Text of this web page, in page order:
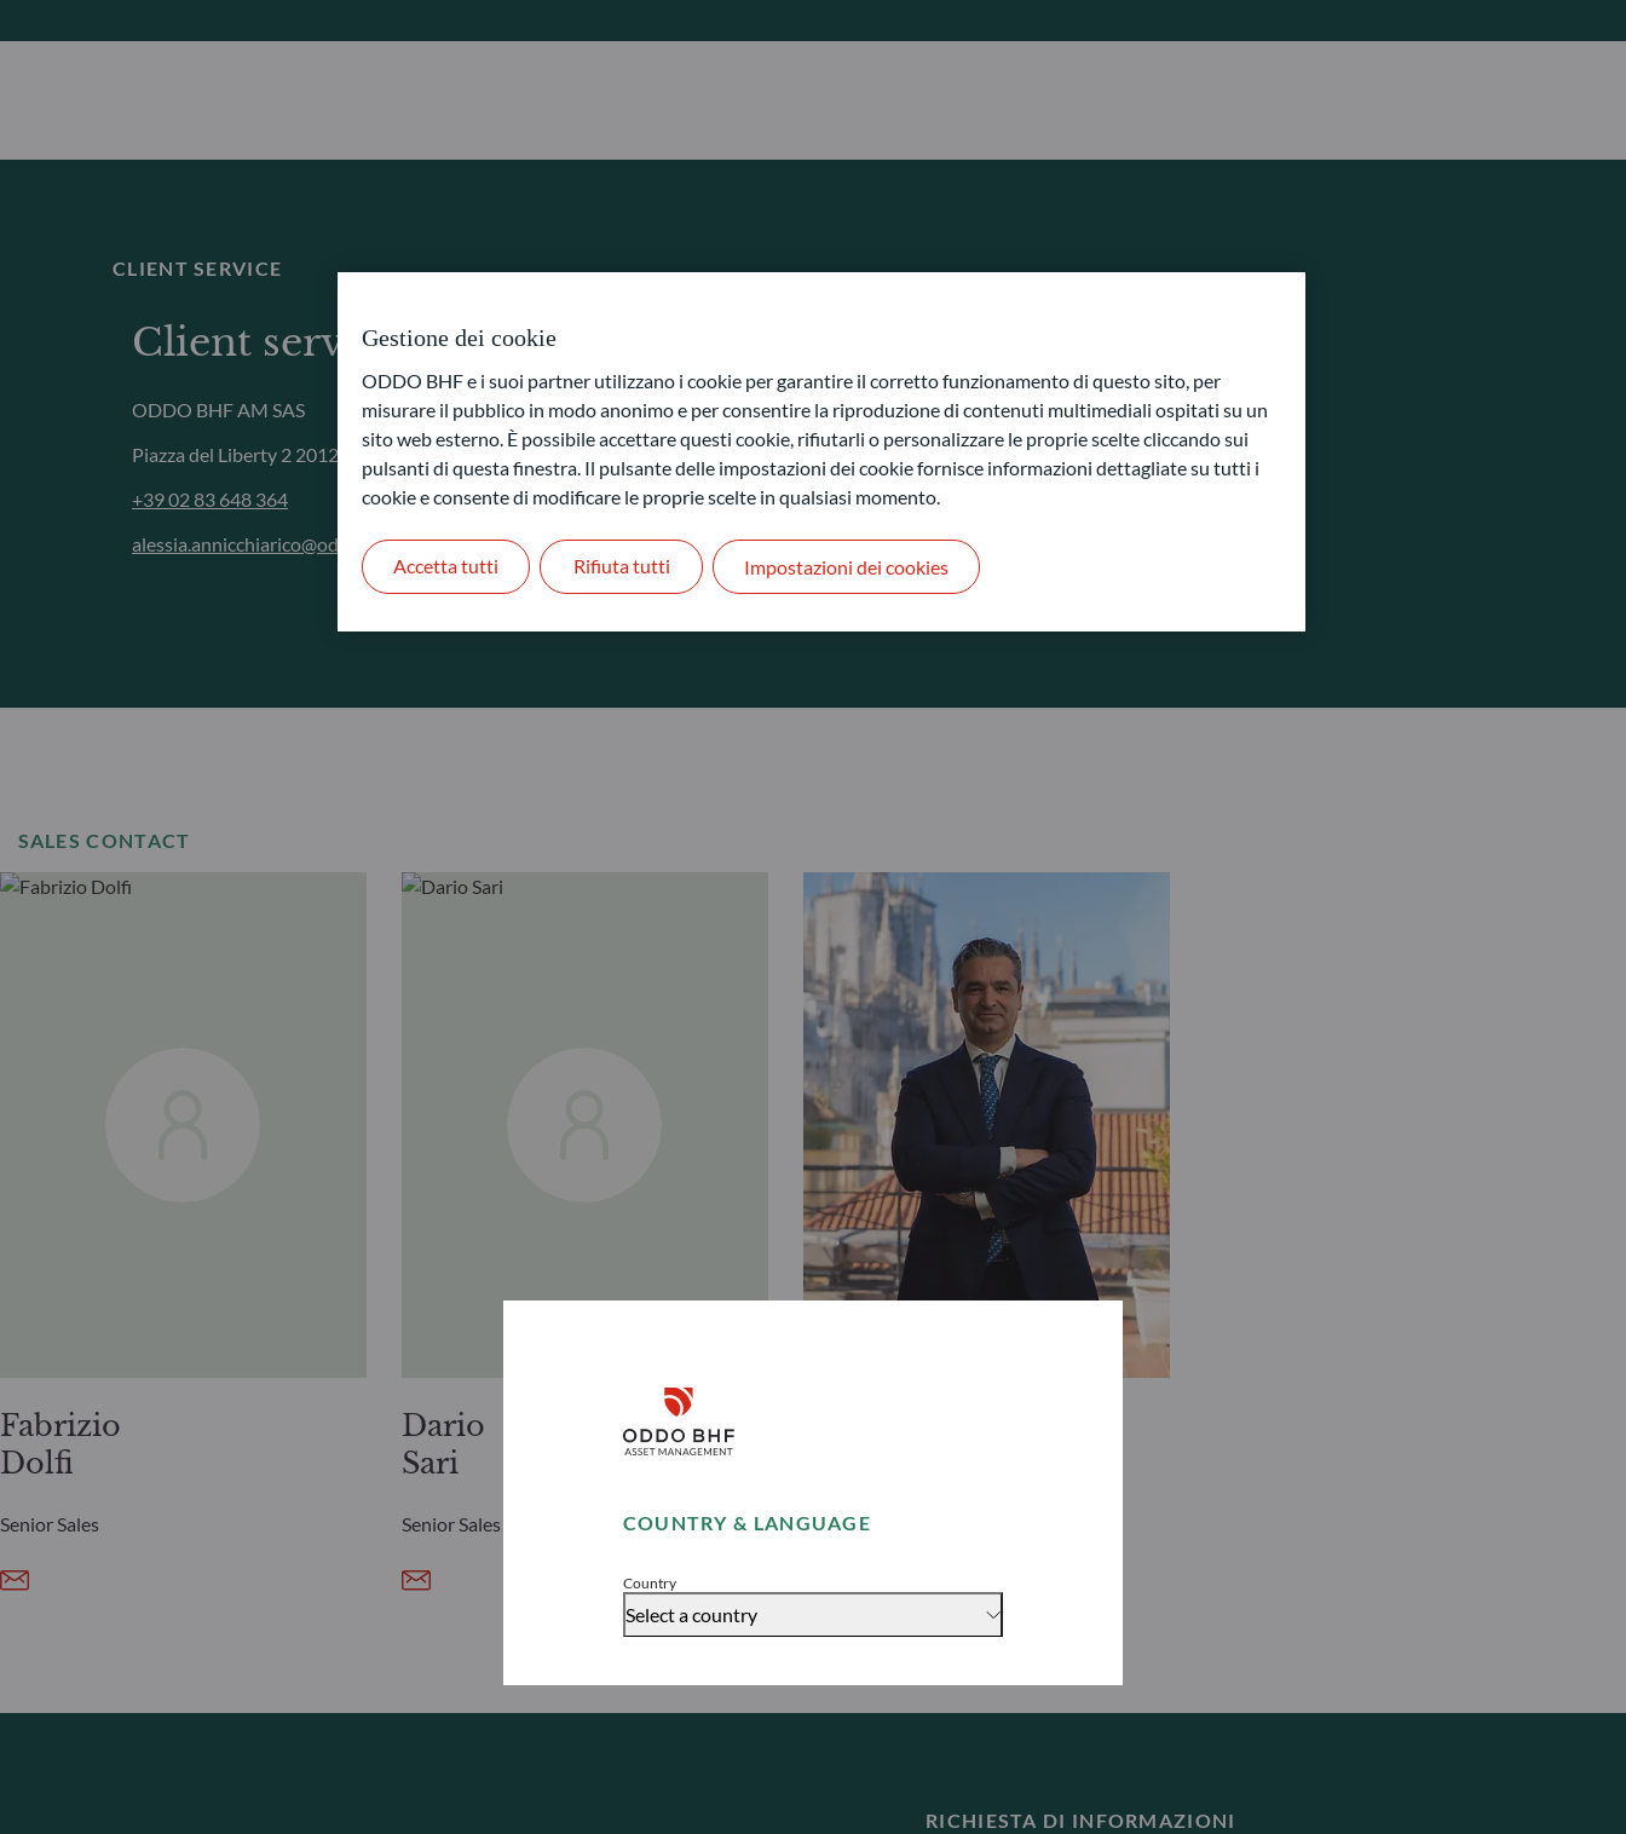
COUNTRY & LANGUAGE
Country
Select a country
Disclaimer
Accept
CLIENT SERVICE
Client service Milano
ODDO BHF AM SAS
Piazza del Liberty 2 20121 MILANO
+39 02 83 648 364
alessia.annicchiarico@oddo-bhf.com
SALES CONTACT
Fabrizio
Dolfi
Senior Sales
Dario
Sari
Senior Sales Senior Sales
RICHIESTA DI INFORMAZIONI
Gestione dei cookie
ODDO BHF e i suoi partner utilizzano i cookie per garantire il corretto funzionamento di questo sito, per
misurare il pubblico in modo anonimo e per consentire la riproduzione di contenuti multimediali ospitati su un
sito web esterno. È possibile accettare questi cookie, rifiutarli o personalizzare le proprie scelte cliccando sui
pulsanti di questa finestra. Il pulsante delle impostazioni dei cookie fornisce informazioni dettagliate su tutti i
cookie e consente di modificare le proprie scelte in qualsiasi momento.
Rifiuta tutti
Accetta tutti Impostazioni dei cookies